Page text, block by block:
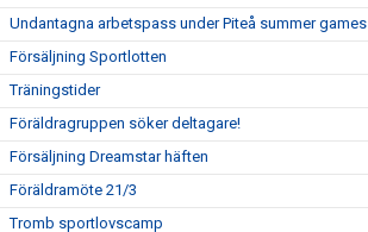
Undantagna arbetspass under Piteå summer games
Försäljning Sportlotten
Träningstider
Föräldragruppen söker deltagare!
Försäljning Dreamstar häften
Föräldramöte 21/3
Tromb sportlovscamp